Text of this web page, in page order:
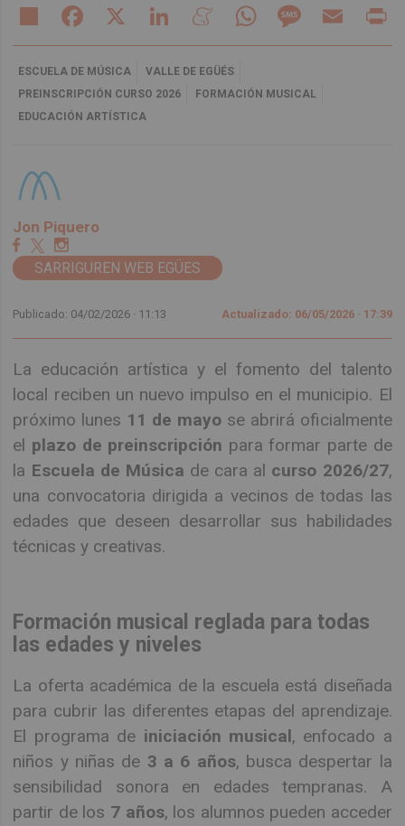
Share Facebook LinkedIn MeneameWhatsAppMessageEmail
ESCUELA DE MÚSICA
VALLE DE EGÜÉS
PREINSCRIPCIÓN CURSO 2026
FORMACIÓN MUSICAL
EDUCACIÓN ARTÍSTICA
Jon Piquero
SARRIGUREN WEB EGÜES
Publicado: 04/02/2026 · 11:13 Actualizado: 06/05/2026 · 17:39
La educación artística y el fomento del talento
local reciben un nuevo impulso en el municipio. El
próximo lunes 11 de mayose abrirá oficialmente
el plazo de preinscripción para formar parte de
la Escuela de Música de cara al curso 2026/27,
una convocatoria dirigida a vecinos de todas las
edades que deseen desarrollar sus habilidades
técnicas y creativas.
Formación musical reglada para todas
las edades y niveles
La oferta académica de la escuela está diseñada
para cubrir las diferentes etapas del aprendizaje.
El programa de iniciación musical, enfocado a
niños y niñas de 3 a 6 años, busca despertar la
sensibilidad sonora en edades tempranas. A
partir de los 7 años, los alumnos pueden acceder